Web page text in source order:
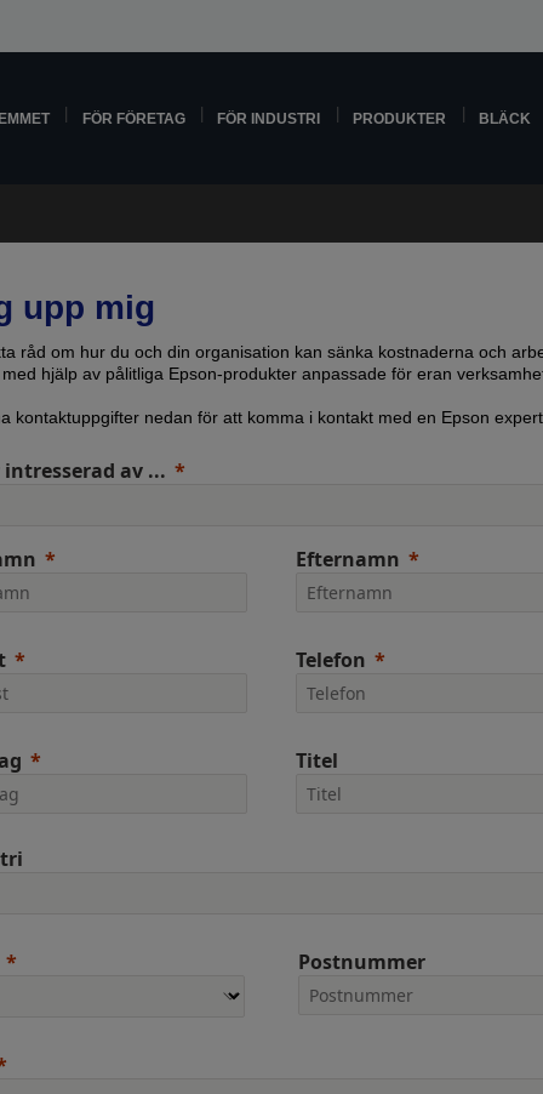
FÖR FÖRETAG FÖR INDUSTRI PRODUKTER BLÄCK
upp mig
råd om hur du och din organisation kan sänka kostnaderna och
hjälp av pålitliga Epson-produkter anpassade för eran
kontaktuppgifter nedan för att komma i kontakt med en Epson
intresserad av ...
Efternamn
Telefon
Titel
Postnummer